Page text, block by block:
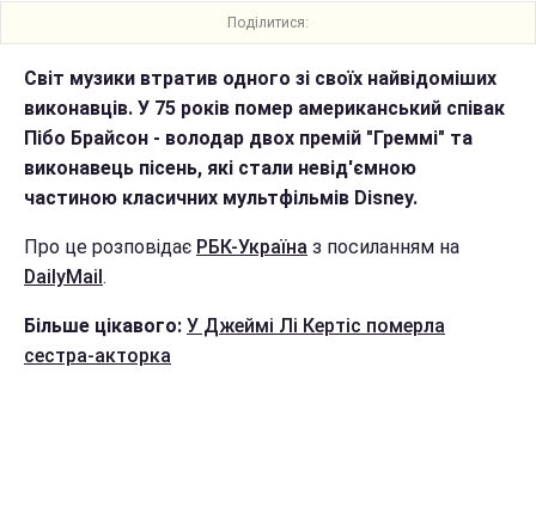
Поділитися:
Світ музики втратив одного зі своїх найвідоміших
виконавців. У 75 років помер американський співак
Пібо Брайсон - володар двох премій "Греммі" та
виконавець пісень, які стали невід'ємною
частиною класичних мультфільмів Disney.
Про це розповідає РБК-Україна з посиланням на
DailyMail .
Більше цікавого: У Джеймі Лі Кертіс померла
сестра-акторка